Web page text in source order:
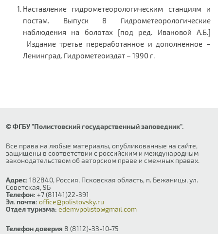
Наставление гидрометеорологическим станциям и
постам. Выпуск 8 Гидрометеорологические
наблюдения на болотах [под ред. Ивановой А.Б.]
Издание третье переработанное и дополненное –
Ленинград. Гидрометеоиздат – 1990 г.
© ФГБУ "Полистовский государственный заповедник".
Все права на любые материалы, опубликованные на сайте,
защищены в соответствии с российским и международным
законодательством об авторском праве и смежных правах.
Адрес: 182840, Россия, Псковская область, п. Бежаницы, ул.
Советская, 9Б
Телефон: +7 (81141)22-391
Эл. почта: office@polistovsky.ru
Отдел туризма: edemvpolisto@gmail.com
Телефон доверия 8 (8112)-33-10-75